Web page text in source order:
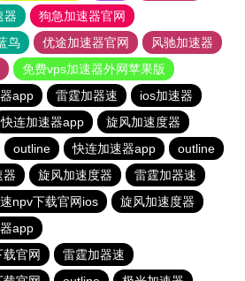
器
狗急加速器官网
鸟 优途加速器官网
风驰加速器
免费vps加速器外网苹果版
app 雷霆加器速
ios加速器
快连加速器app
旋风加速度器
outline 快连加速器app
outline
器 旋风加速度器
雷霆加器速
npv下载官网ios
旋风加速度器
app
官网
雷霆加器速